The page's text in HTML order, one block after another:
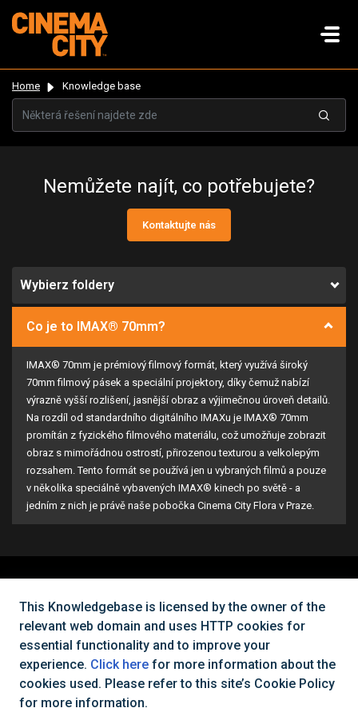
Home Knowledge base
Nemůžete najít, co potřebujete?
Kontaktujte nás
Wybierz foldery
Co je to IMAX® 70mm?
IMAX® 70mm je prémiový filmový formát, který využívá široký
70mm filmový pásek a speciální projektory, díky čemuž nabízí
výrazně vyšší rozlišení, jasnější obraz a výjimečnou úroveň detailů.
Na rozdíl od standardního digitálního IMAXu je IMAX® 70mm
promítán z fyzického filmového materiálu, což umožňuje zobrazit
obraz s mimořádnou ostrostí, přirozenou texturou a velkolepým
rozsahem. Tento formát se používá jen u vybraných filmů a pouze
v několika speciálně vybavených IMAX® kinech po světě - a
jedním z nich je právě naše pobočka Cinema City Flora v Praze.
Nemůžete najít, co potřebujete?
Všechna práva vyhrazena Cinema City Česká republika
This Knowledgebase is licensed by the owner of the
relevant web domain and uses HTTP cookies for
essential functionality and to improve your
experience. Click here for more information about the
cookies used. Please refer to this site’s Cookie Policy
for more information.